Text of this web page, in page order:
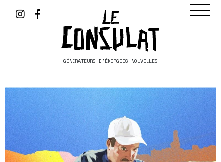
GÉNÉRATEURS D'ÉNERGIES NOUVELLES